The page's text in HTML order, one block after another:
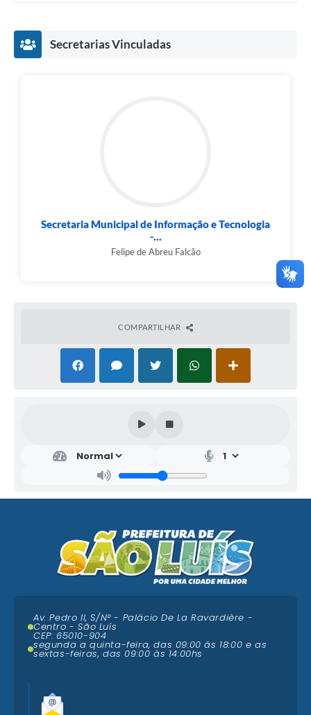
Secretarias Vinculadas
Secretaria Municipal de Informação e Tecnologia
-...
Felipe de Abreu Falcão
COMPARTILHAR
Av. Pedro II, S/N° - Palácio De La Ravardière -
Centro - São Luís
CEP: 65010-904
segunda a quinta-feira, das 09:00 ás 18:00 e as
sextas-feiras, das 09:00 às 14:00hs